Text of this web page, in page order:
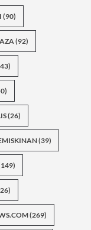
(90)
(92)
(26)
(39)
(269)